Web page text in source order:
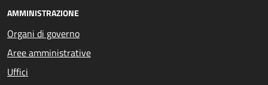
AMMINISTRAZIONE
Organi di governo
Aree amministrative
Uffici